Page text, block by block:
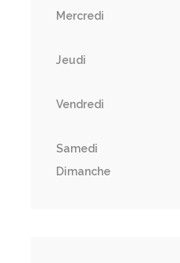
Mercredi
Jeudi
Vendredi
Samedi
Dimanche